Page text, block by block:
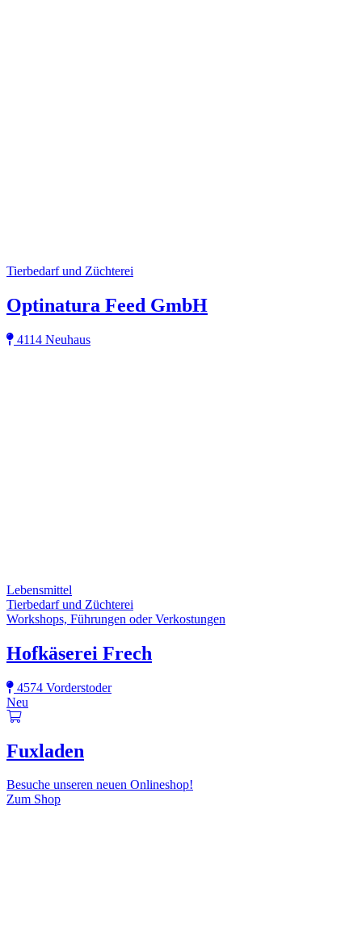
Tierbedarf und Züchterei
Optinatura Feed GmbH
4114 Neuhaus
Lebensmittel
Tierbedarf und Züchterei
Workshops, Führungen oder Verkostungen
Hofkäserei Frech
4574 Vorderstoder
Neu
Fuxladen
Besuche unseren neuen Onlineshop!
Zum Shop